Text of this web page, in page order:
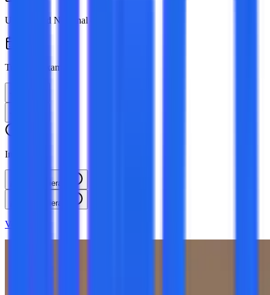
Universidad Nacional de Córdoba
Turno de examen:
Inicio:
¡Cuando quieras!
¡Cuando quieras!
Ver más